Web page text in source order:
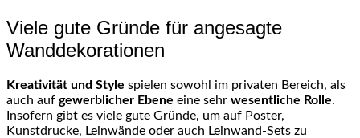
Viele gute Gründe für angesagte
Wanddekorationen
Kreativität und Style spielen sowohl im privaten Bereich, als
auch auf gewerblicher Ebene eine sehr wesentliche Rolle.
Insofern gibt es viele gute Gründe, um auf Poster,
Kunstdrucke, Leinwände oder auch Leinwand-Sets zu